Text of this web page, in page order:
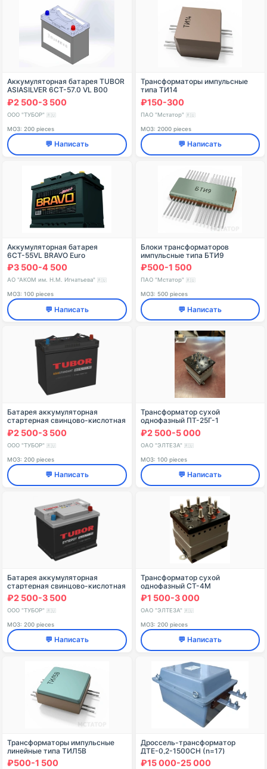
Аккумуляторная батарея TUBOR
ASIASILVER 6СТ-57.0 VL В00
₽2 500-3 500
ООО "ТУБОР" 🇷🇺
МОЗ: 200 pieces
💬 Написать
Трансформаторы импульсные
типа ТИ14
₽150-300
ПАО "Мстатор" 🇷🇺
МОЗ: 2000 pieces
💬 Написать
Аккумуляторная батарея
6СТ-55VL BRAVO Euro
₽3 500-4 500
АО "АКОМ им. Н.М. Игнатьева" 🇷🇺
МОЗ: 100 pieces
💬 Написать
Блоки трансформаторов
импульсные типа БТИ9
₽500-1 500
ПАО "Мстатор" 🇷🇺
МОЗ: 500 pieces
💬 Написать
Батарея аккумуляторная
стартерная свинцово-кислотная
TUBOR ASIA STANDART
6СТ-50.1(0) VL В00
₽2 500-3 500
ООО "ТУБОР" 🇷🇺
МОЗ: 200 pieces
💬 Написать
Трансформатор сухой
однофазный ПТ-25Г-1
₽2 500-5 000
ОАО "ЭЛТЕЗА" 🇷🇺
МОЗ: 100 pieces
💬 Написать
Батарея аккумуляторная
стартерная свинцово-кислотная
TUBOR SYNERGY 6СТ-56.1(0) VL
₽2 500-3 500
ООО "ТУБОР" 🇷🇺
МОЗ: 200 pieces
💬 Написать
Трансформатор сухой
однофазный СТ-4М
₽1 500-3 000
ОАО "ЭЛТЕЗА" 🇷🇺
МОЗ: 200 pieces
💬 Написать
Трансформаторы импульсные
линейные типа ТИЛ5В
₽500-1 500
Дроссель-трансформатор
ДТЕ-0,2-1500СН (n=17)
₽15 000-25 000